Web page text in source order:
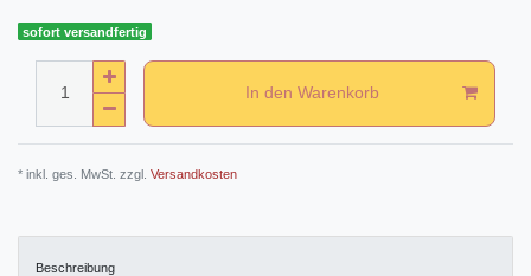
sofort versandfertig
In den Warenkorb
* inkl. ges. MwSt. zzgl. Versandkosten
Beschreibung